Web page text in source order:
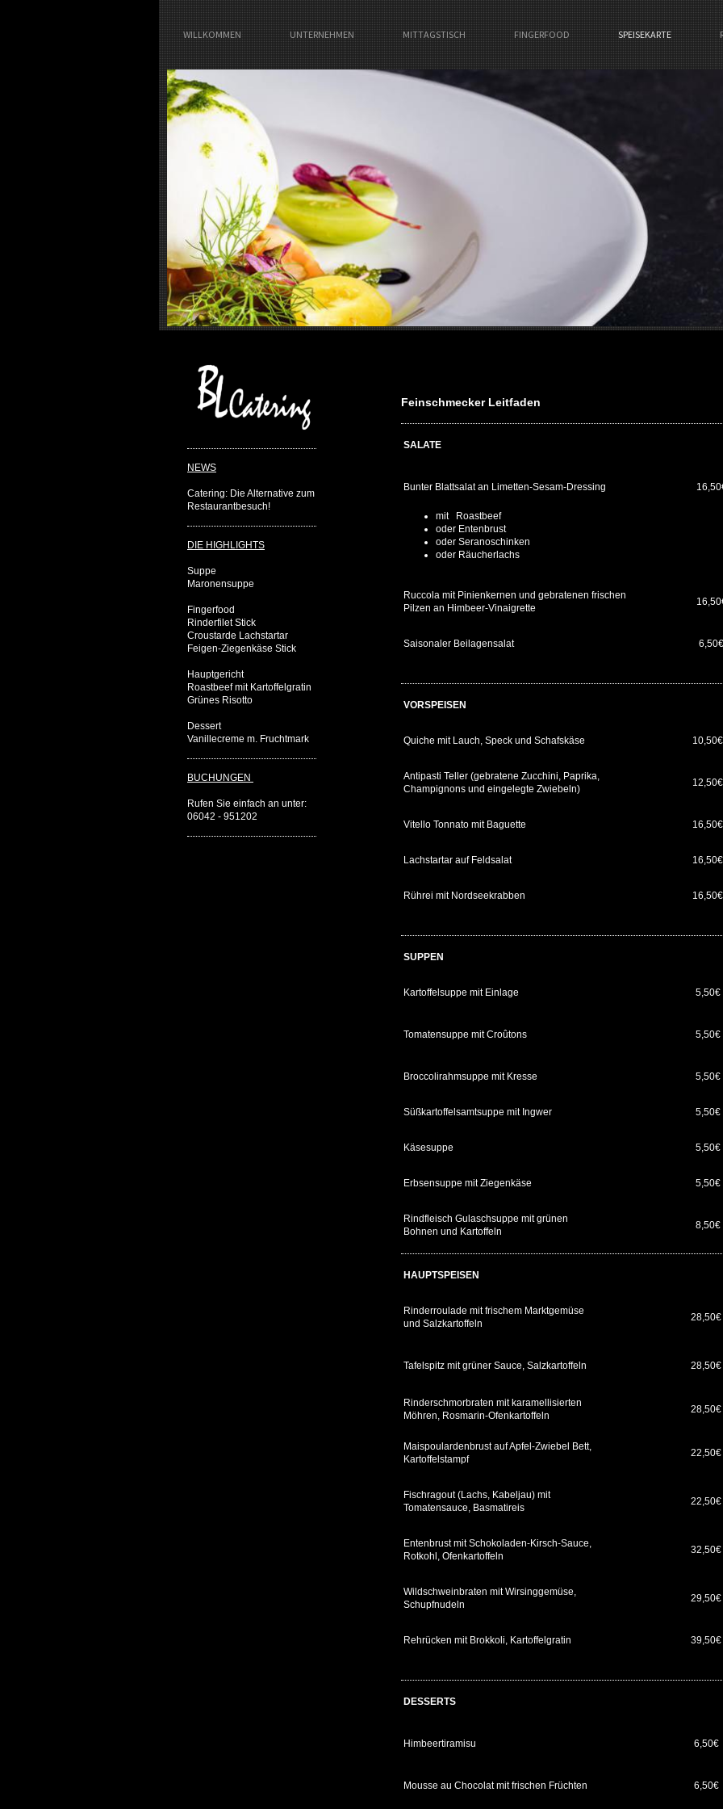
WILLKOMMEN UNTERNEHMEN MITTAGSTISCH FINGERFOOD SPEISEKARTE
NEWS
Catering: Die Alternative zum
Restaurantbesuch!
DIE HIGHLIGHTS
Suppe
Maronensuppe
Fingerfood
Rinderfilet Stick
Croustarde Lachstartar
Feigen-Ziegenkäse Stick
Hauptgericht
Roastbeef mit Kartoffelgratin
Grünes Risotto
Dessert
Vanillecreme m. Fruchtmark
BUCHUNGEN
Rufen Sie einfach an unter:
06042 - 951202
Feinschmecker Leitfaden
SALATE
Bunter Blattsalat an Limetten-Sesam-Dressing
mit Roastbeef
oder Entenbrust
oder Seranoschinken
oder Räucherlachs
Ruccola mit Pinienkernen und gebratenen frischen
Pilzen an Himbeer-Vinaigrette
Saisonaler Beilagensalat
VORSPEISEN
Quiche mit Lauch, Speck und Schafskäse
Antipasti Teller (gebratene Zucchini, Paprika,
Champignons und eingelegte Zwiebeln)
Vitello Tonnato mit Baguette
Lachstartar auf Feldsalat
Rührei mit Nordseekrabben
SUPPEN
Kartoffelsuppe mit Einlage 5,50€
Tomatensuppe mit Croûtons 5,50€
Broccolirahmsuppe mit Kresse 5,50€
Süßkartoffelsamtsuppe mit Ingwer 5,50€
Käsesuppe 5,50€
Erbsensuppe mit Ziegenkäse 5,50€
Rindfleisch Gulaschsuppe mit grünen
Bohnen und Kartoffeln
8,50€
HAUPTSPEISEN
Rinderroulade mit frischem Marktgemüse
und Salzkartoffeln
28,50€
Tafelspitz mit grüner Sauce, Salzkartoffeln 28,50€
Rinderschmorbraten mit karamellisierten
Möhren, Rosmarin-Ofenkartoffeln
28,50€
Maispoulardenbrust auf Apfel-Zwiebel Bett,
Kartoffelstampf
22,50€
Fischragout (Lachs, Kabeljau) mit
Tomatensauce, Basmatireis
22,50€
Entenbrust mit Schokoladen-Kirsch-Sauce,
Rotkohl, Ofenkartoffeln
32,50€
Wildschweinbraten mit Wirsinggemüse,
Schupfnudeln
29,50€
Rehrücken mit Brokkoli, Kartoffelgratin 39,50€
DESSERTS
Himbeertiramisu 6,50€
Mousse au Chocolat mit frischen Früchten 6,50€